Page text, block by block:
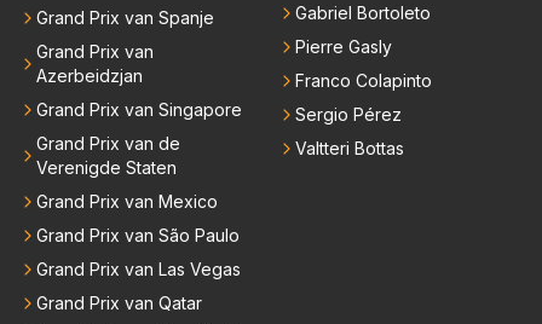
Grand Prix van Spanje
Grand Prix van
Azerbeidzjan
Grand Prix van Singapore
Grand Prix van de
Verenigde Staten
Grand Prix van Mexico
Grand Prix van São Paulo
Grand Prix van Las Vegas
Grand Prix van Qatar
Gabriel Bortoleto
Pierre Gasly
Franco Colapinto
Sergio Pérez
Valtteri Bottas